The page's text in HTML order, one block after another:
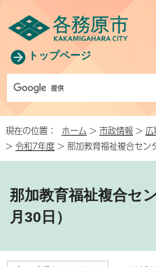
トップページ
現在の位置： ホーム > 市政情報 >
> 令和7年度 > 那加教育福祉複合セン
那加教育福祉複合セ
月30日）